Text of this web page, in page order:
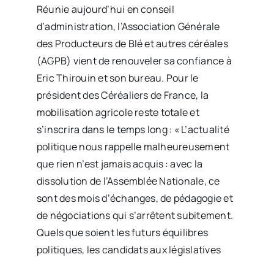
Réunie aujourd’hui en conseil
d’administration, l’Association Générale
des Producteurs de Blé et autres céréales
(AGPB) vient de renouveler sa confiance à
Eric Thirouin et son bureau. Pour le
président des Céréaliers de France, la
mobilisation agricole reste totale et
s’inscrira dans le temps long : « L’actualité
politique nous rappelle malheureusement
que rien n’est jamais acquis : avec la
dissolution de l’Assemblée Nationale, ce
sont des mois d’échanges, de pédagogie et
de négociations qui s’arrêtent subitement.
Quels que soient les futurs équilibres
politiques, les candidats aux législatives